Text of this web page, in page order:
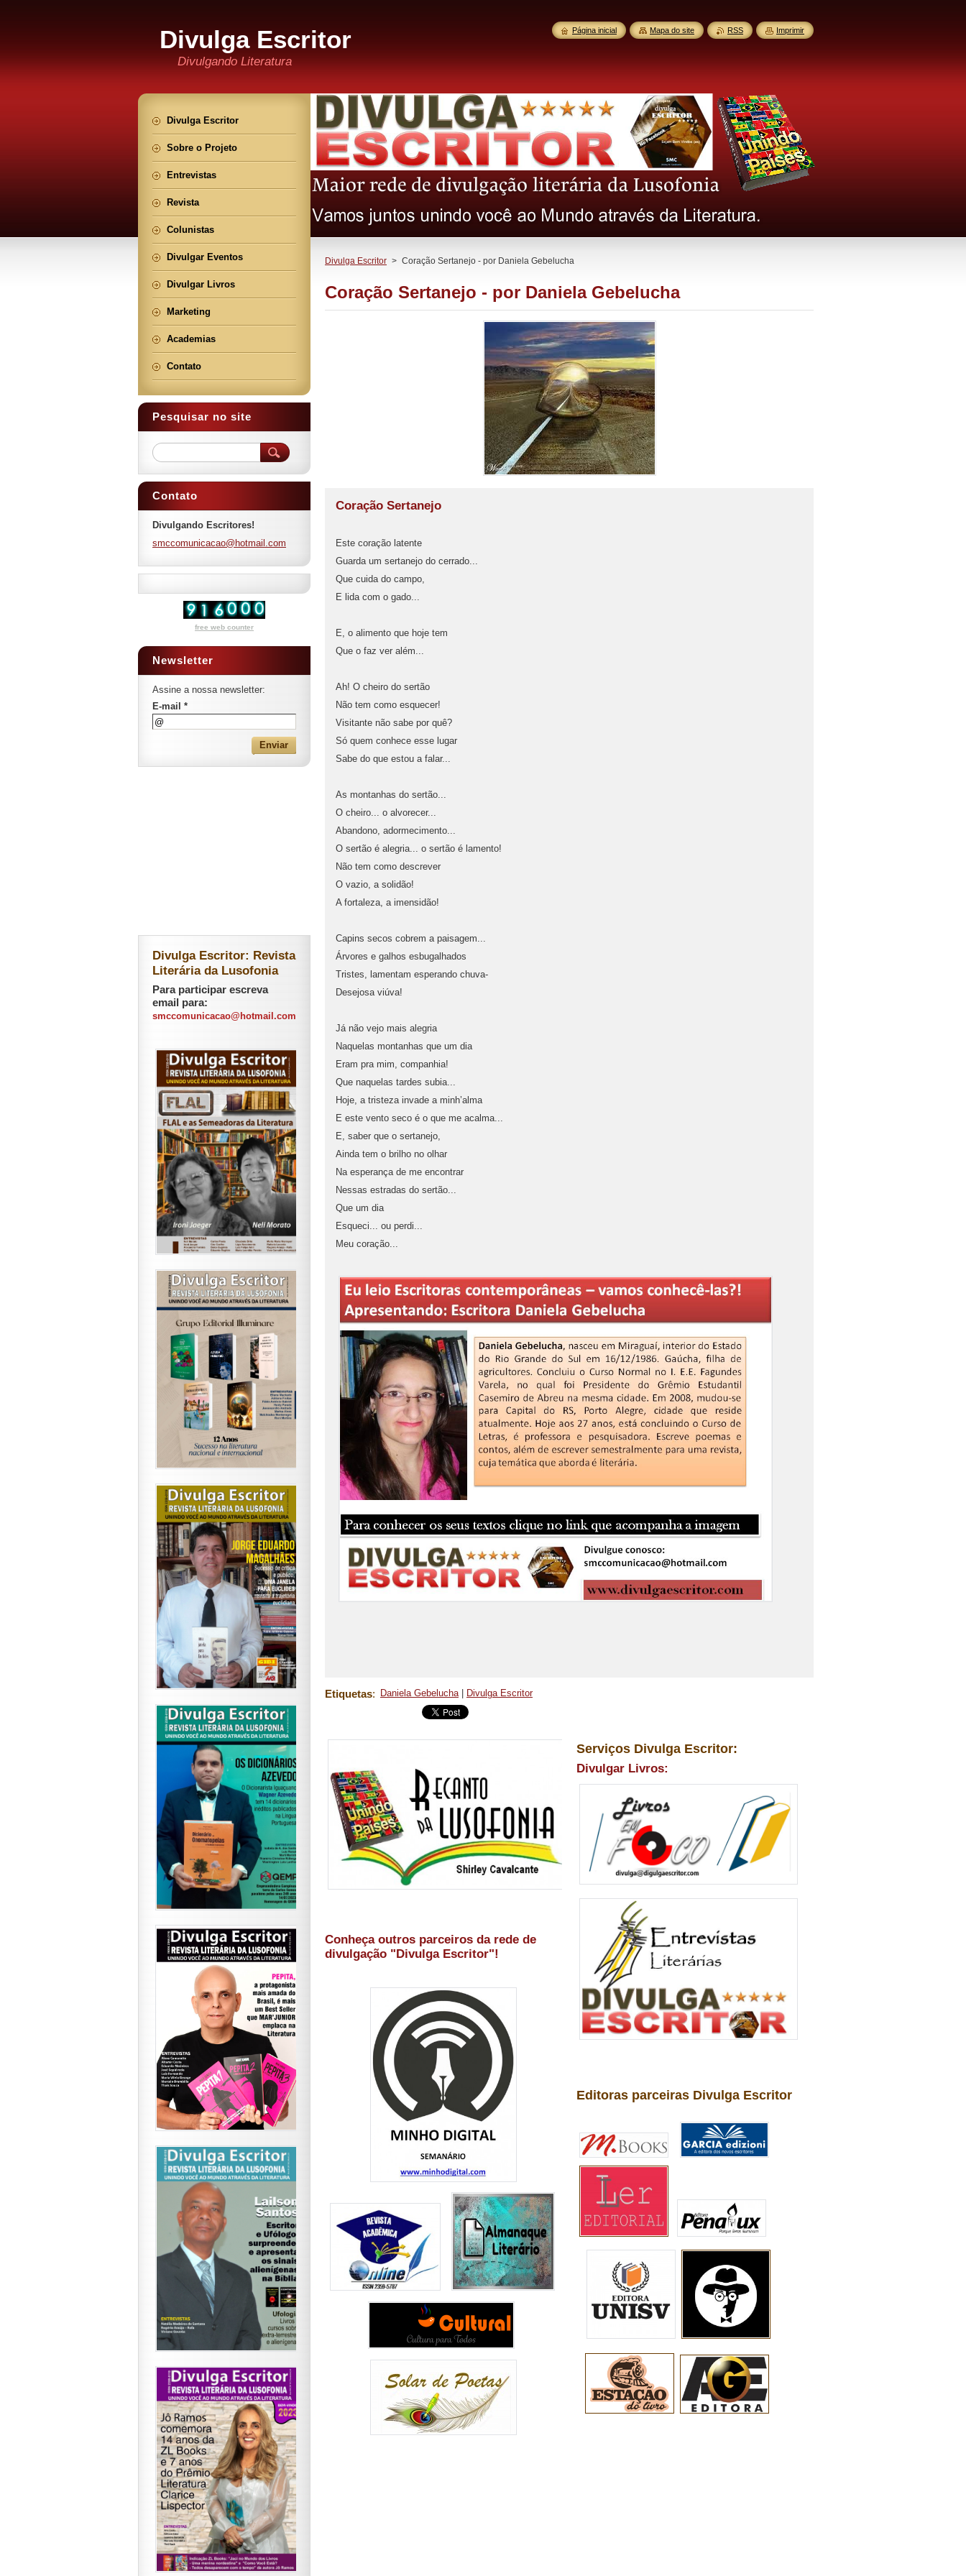
Divulga Escritor
Divulgando Literatura
Divulga Escritor > Coração Sertanejo - por Daniela Gebelucha
Coração Sertanejo - por Daniela Gebelucha
Coração Sertanejo
Este coração latente
Guarda um sertanejo do cerrado...
Que cuida do campo,
E lida com o gado...
E, o alimento que hoje tem
Que o faz ver além...
Ah! O cheiro do sertão
Não tem como esquecer!
Visitante não sabe por quê?
Só quem conhece esse lugar
Sabe do que estou a falar...
As montanhas do sertão...
O cheiro... o alvorecer...
Abandono, adormecimento...
O sertão é alegria... o sertão é lamento!
Não tem como descrever
O vazio, a solidão!
A fortaleza, a imensidão!
Capins secos cobrem a paisagem...
Árvores e galhos esbugalhados
Tristes, lamentam esperando chuva-
Desejosa viúva!
Já não vejo mais alegria
Naquelas montanhas que um dia
Eram pra mim, companhia!
Que naquelas tardes subia...
Hoje, a tristeza invade a minh’alma
E este vento seco é o que me acalma...
E, saber que o sertanejo,
Ainda tem o brilho no olhar
Na esperança de me encontrar
Nessas estradas do sertão...
Que um dia
Esqueci... ou perdi...
Meu coração...
Etiquetas: Daniela Gebelucha Divulga Escritor
Conheça outros parceiros da rede de
divulgação "Divulga Escritor"!
Serviços Divulga Escritor:
Divulgar Livros:
Editoras parceiras Divulga Escritor
Divulga Escritor
Sobre o Projeto
Entrevistas
Revista
Colunistas
Divulgar Eventos
Divulgar Livros
Marketing
Academias
Contato
Pesquisar no site
Contato
Divulgando Escritores!
smccomunicacao@hotmail.com
free web counter
Newsletter
Assine a nossa newsletter:
E-mail *
Divulga Escritor: Revista
Literária da Lusofonia
Para participar escreva
email para:
smccomunicacao@hotmail.com
Página inicial Mapa do site RSS Imprimir